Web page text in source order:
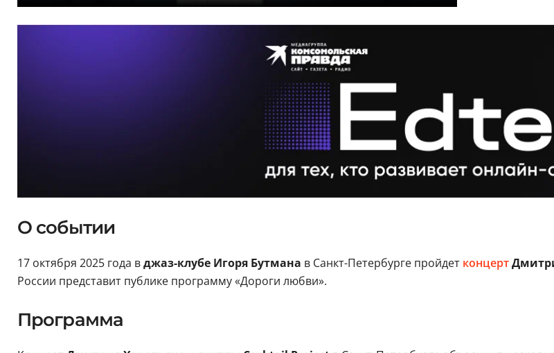
О событии
17 октября 2025 года вджаз-клубе Игоря Бутмана в Санкт-Петербурге пройдет концерт
России представит публике программу «Дороги любви».
Программа